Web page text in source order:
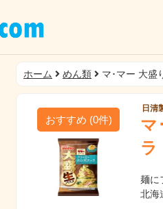
ホーム めん類 マ･マー 大盛
おすすめ (0件)
日清
マ
ラ
麺に
北海